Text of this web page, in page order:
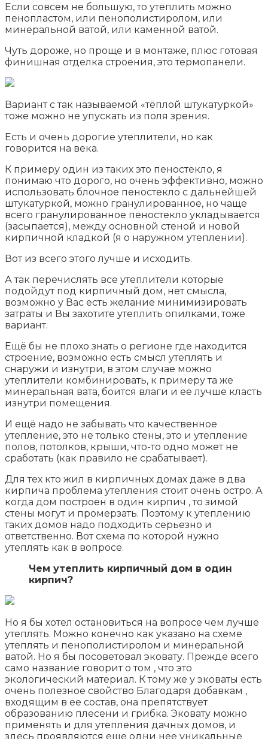
Если совсем не большую, то утеплить можно
пенопластом, или пенополистиролом, или
минеральной ватой, или каменной ватой.
Чуть дороже, но проще и в монтаже, плюс готовая
финишная отделка строения, это термопанели.
Вариант с так называемой «тёплой штукатуркой»
тоже можно не упускать из поля зрения.
Есть и очень дорогие утеплители, но как
говорится на века.
К примеру один из таких это пеностекло, я
понимаю что дорого, но очень эффективно, можно
использовать блочное пеностекло с дальнейшей
штукатуркой, можно гранулированное, но чаще
всего гранулированное пеностекло укладывается
(засыпается), между основной стеной и новой
кирпичной кладкой (я о наружном утеплении).
Вот из всего этого лучше и исходить.
А так перечислять все утеплители которые
подойдут под кирпичный дом, нет смысла,
возможно у Вас есть желание минимизировать
затраты и Вы захотите утеплить опилками, тоже
вариант.
Ещё бы не плохо знать о регионе где находится
строение, возможно есть смысл утеплять и
снаружи и изнутри, в этом случае можно
утеплители комбинировать, к примеру та же
минеральная вата, боится влаги и её лучше класть
изнутри помещения.
И ещё надо не забывать что качественное
утепление, это не только стены, это и утепление
полов, потолков, крыши, что-то одно может не
сработать (как правило не срабатывает).
Для тех кто жил в кирпичных домах даже в два
кирпича проблема утепления стоит очень остро. А
когда дом построен в один кирпич , то зимой
стены могут и промерзать. Поэтому к утеплению
таких домов надо подходить серьезно и
ответственно. Вот схема по которой нужно
утеплять как в вопросе.
Чем утеплить кирпичный дом в один
кирпич?
Но я бы хотел остановиться на вопросе чем лучше
утеплять. Можно конечно как указано на схеме
утеплять и пенополистиролом и минеральной
ватой. Но я бы посоветовал эковату. Прежде всего
само название говорит о том , что это
экологический материал. К тому же у эковаты есть
очень полезное свойство Благодаря добавкам ,
входящим в ее состав, она препятствует
образованию плесени и грибка. Эковату можно
применять и для утепления дачных домов, и
здесь проявляются еще одни нее уникальные